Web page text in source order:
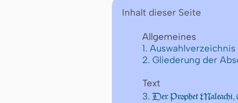
Inhalt dieser Seite
Allgemeines
1.
2. Gliederung der
Text
3. Der Prophet Maleachi,